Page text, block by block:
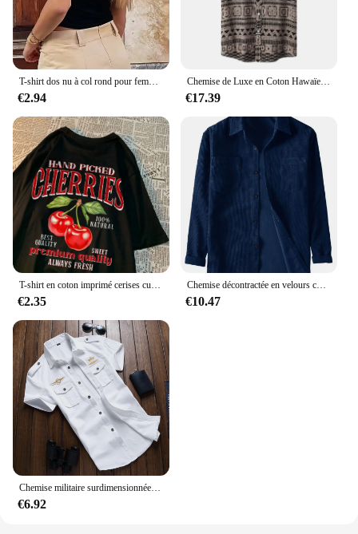
€2.94
Chemise de Luxe en Coton Hawaïen pour Homme, T-shirt Surdimensionné à la Mode Tiki, Chemises et Chemisiers à Manches Courtes, Vêtements Sociaux
€17.39
€2.35
Chemise décontractée en velours côtelé à manches longues pour hommes, chemise à revers monochrome
€10.47
Chemise militaire surdimensionnée en coton à manches longues pour hommes, chemise décontractée pour hommes, vêtements monochromes de haute qualité, outillage, printemps
€6.92